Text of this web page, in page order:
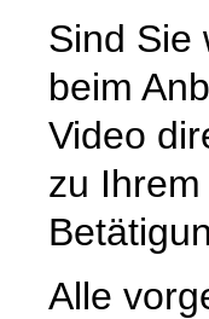
Sind Sie
beim
Video
zu
Alle